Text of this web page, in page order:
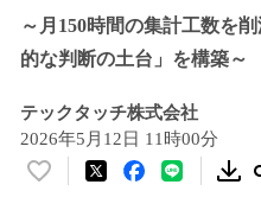
～月150時間の集計工数を
的な判断の土台」を構築～
テックタッチ株式会社
2026年5月12日 11時00分
い